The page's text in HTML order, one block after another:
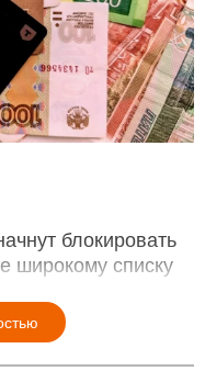
блокировать
широкому списку